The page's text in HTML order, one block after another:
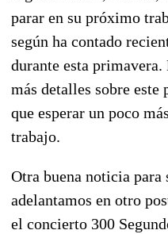
parar en su próximo
según ha contado
durante esta
más detalles sobre este
que esperar un poco
trabajo.
Otra buena noticia para
adelantamos en otro
el concierto 300